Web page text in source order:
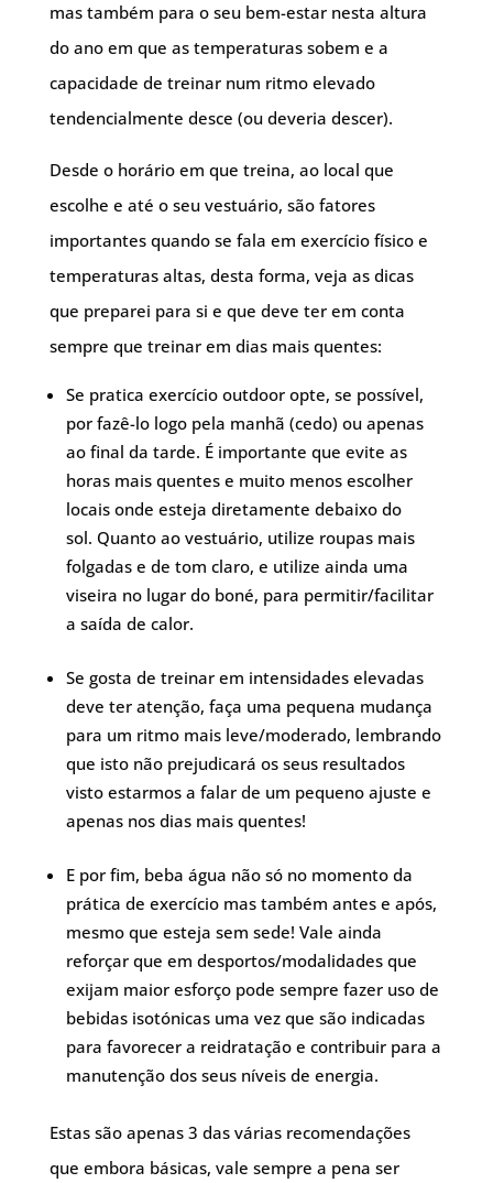
mas também para o seu bem-estar nesta altura
do ano em que as temperaturas sobem e a
capacidade de treinar num ritmo elevado
tendencialmente desce (ou deveria descer).
Desde o horário em que treina, ao local que
escolhe e até o seu vestuário, são fatores
importantes quando se fala em exercício físico e
temperaturas altas, desta forma, veja as dicas
que preparei para si e que deve ter em conta
sempre que treinar em dias mais quentes:
Se pratica exercício outdoor opte, se possível,
por fazê-lo logo pela manhã (cedo) ou apenas
ao final da tarde. É importante que evite as
horas mais quentes e muito menos escolher
locais onde esteja diretamente debaixo do
sol. Quanto ao vestuário, utilize roupas mais
folgadas e de tom claro, e utilize ainda uma
viseira no lugar do boné, para permitir/facilitar
a saída de calor.
Se gosta de treinar em intensidades elevadas
deve ter atenção, faça uma pequena mudança
para um ritmo mais leve/moderado, lembrando
que isto não prejudicará os seus resultados
visto estarmos a falar de um pequeno ajuste e
apenas nos dias mais quentes!
E por fim, beba água não só no momento da
prática de exercício mas também antes e após,
mesmo que esteja sem sede! Vale ainda
reforçar que em desportos/modalidades que
exijam maior esforço pode sempre fazer uso de
bebidas isotónicas uma vez que são indicadas
para favorecer a reidratação e contribuir para a
manutenção dos seus níveis de energia.
Estas são apenas 3 das várias recomendações
que embora básicas, vale sempre a pena ser